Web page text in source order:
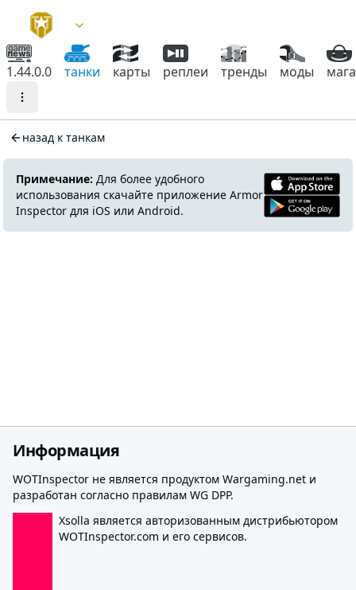
1.44.0.0 танки карты реплеи тренды моды
назад к танкам
Примечание: Для более удобного
использования скачайте приложение Armor
Inspector для iOS или Android.
Информация
WOTInspector не является продуктом Wargaming.net и
разработан согласно правилам WG DPP.
Xsolla является авторизованным дистрибьютором
WOTInspector.com и его сервисов.